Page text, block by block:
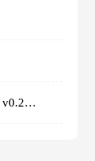
植物大战僵尸杂交版重制版电脑版 v0.25.5.0